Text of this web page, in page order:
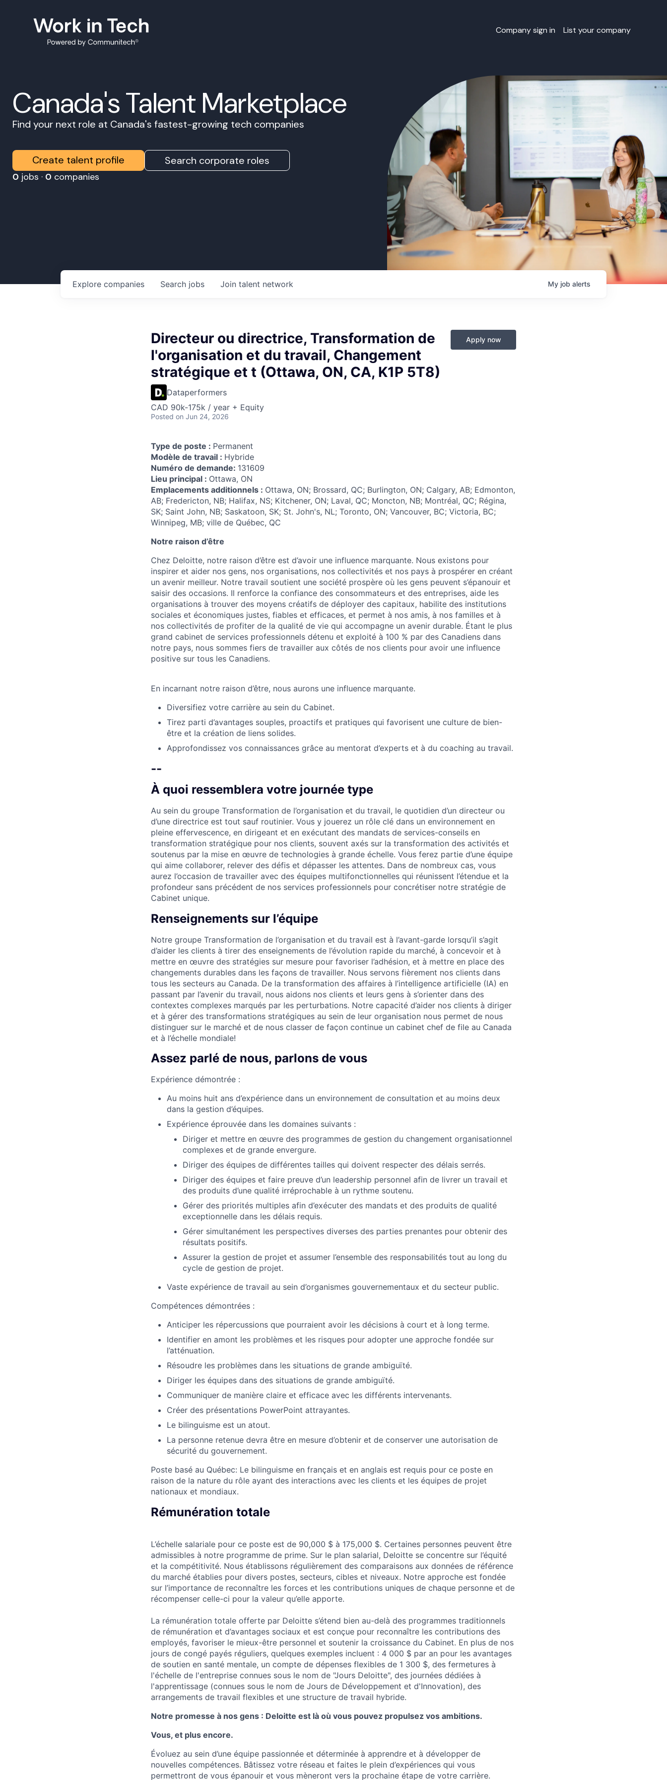
Company sign in List your company
Canada's Talent Marketplace
Find your next role at Canada's fastest-growing tech companies
Create talent profile Search corporate roles
0 jobs · 0 companies
Search jobs
Explore companies Join talent network My job alerts
Directeur ou directrice, Transformation de
l'organisation et du travail, Changement
stratégique et t (Ottawa, ON, CA, K1P 5T8)
Dataperformers
CAD 90k-175k / year + Equity
Posted on Jun 24, 2026
Apply now
Type de poste : Permanent
Modèle de travail : Hybride
Numéro de demande: 131609
Lieu principal : Ottawa, ON
Emplacements additionnels : Ottawa, ON; Brossard, QC; Burlington, ON; Calgary, AB; Edmonton,
AB; Fredericton, NB; Halifax, NS; Kitchener, ON; Laval, QC; Moncton, NB; Montréal, QC; Régina,
SK; Saint John, NB; Saskatoon, SK; St. John's, NL; Toronto, ON; Vancouver, BC; Victoria, BC;
Winnipeg, MB; ville de Québec, QC
Notre raison d’être
Chez Deloitte, notre raison d’être est d’avoir une influence marquante. Nous existons pour
inspirer et aider nos gens, nos organisations, nos collectivités et nos pays à prospérer en créant
un avenir meilleur. Notre travail soutient une société prospère où les gens peuvent s’épanouir et
saisir des occasions. Il renforce la confiance des consommateurs et des entreprises, aide les
organisations à trouver des moyens créatifs de déployer des capitaux, habilite des institutions
sociales et économiques justes, fiables et efficaces, et permet à nos amis, à nos familles et à
nos collectivités de profiter de la qualité de vie qui accompagne un avenir durable. Étant le plus
grand cabinet de services professionnels détenu et exploité à 100 % par des Canadiens dans
notre pays, nous sommes fiers de travailler aux côtés de nos clients pour avoir une influence
positive sur tous les Canadiens.
En incarnant notre raison d’être, nous aurons une influence marquante.
Diversifiez votre carrière au sein du Cabinet.
Tirez parti d’avantages souples, proactifs et pratiques qui favorisent une culture de bien-
être et la création de liens solides.
Approfondissez vos connaissances grâce au mentorat d’experts et à du coaching au travail.
--
À quoi ressemblera votre journée type
Au sein du groupe Transformation de l’organisation et du travail, le quotidien d’un directeur ou
d’une directrice est tout sauf routinier. Vous y jouerez un rôle clé dans un environnement en
pleine effervescence, en dirigeant et en exécutant des mandats de services-conseils en
transformation stratégique pour nos clients, souvent axés sur la transformation des activités et
soutenus par la mise en œuvre de technologies à grande échelle. Vous ferez partie d’une équipe
qui aime collaborer, relever des défis et dépasser les attentes. Dans de nombreux cas, vous
aurez l’occasion de travailler avec des équipes multifonctionnelles qui réunissent l’étendue et la
profondeur sans précédent de nos services professionnels pour concrétiser notre stratégie de
Cabinet unique.
Renseignements sur l’équipe
Notre groupe Transformation de l’organisation et du travail est à l’avant-garde lorsqu’il s’agit
d’aider les clients à tirer des enseignements de l’évolution rapide du marché, à concevoir et à
mettre en œuvre des stratégies sur mesure pour favoriser l’adhésion, et à mettre en place des
changements durables dans les façons de travailler. Nous servons fièrement nos clients dans
tous les secteurs au Canada. De la transformation des affaires à l’intelligence artificielle (IA) en
passant par l’avenir du travail, nous aidons nos clients et leurs gens à s’orienter dans des
contextes complexes marqués par les perturbations. Notre capacité d’aider nos clients à diriger
et à gérer des transformations stratégiques au sein de leur organisation nous permet de nous
distinguer sur le marché et de nous classer de façon continue un cabinet chef de file au Canada
et à l’échelle mondiale!
Assez parlé de nous, parlons de vous
Expérience démontrée :
Au moins huit ans d’expérience dans un environnement de consultation et au moins deux
dans la gestion d’équipes.
Expérience éprouvée dans les domaines suivants :
Diriger et mettre en œuvre des programmes de gestion du changement organisationnel
complexes et de grande envergure.
Diriger des équipes de différentes tailles qui doivent respecter des délais serrés.
Diriger des équipes et faire preuve d’un leadership personnel afin de livrer un travail et
des produits d’une qualité irréprochable à un rythme soutenu.
Gérer des priorités multiples afin d’exécuter des mandats et des produits de qualité
exceptionnelle dans les délais requis.
Gérer simultanément les perspectives diverses des parties prenantes pour obtenir des
résultats positifs.
Assurer la gestion de projet et assumer l’ensemble des responsabilités tout au long du
cycle de gestion de projet.
Vaste expérience de travail au sein d’organismes gouvernementaux et du secteur public.
Compétences démontrées :
Anticiper les répercussions que pourraient avoir les décisions à court et à long terme.
Identifier en amont les problèmes et les risques pour adopter une approche fondée sur
l’atténuation.
Résoudre les problèmes dans les situations de grande ambiguïté.
Diriger les équipes dans des situations de grande ambiguïté.
Communiquer de manière claire et efficace avec les différents intervenants.
Créer des présentations PowerPoint attrayantes.
Le bilinguisme est un atout.
La personne retenue devra être en mesure d’obtenir et de conserver une autorisation de
sécurité du gouvernement.
Poste basé au Québec: Le bilinguisme en français et en anglais est requis pour ce poste en
raison de la nature du rôle ayant des interactions avec les clients et les équipes de projet
nationaux et mondiaux.
Rémunération totale
L’échelle salariale pour ce poste est de 90,000 $ à 175,000 $. Certaines personnes peuvent être
admissibles à notre programme de prime. Sur le plan salarial, Deloitte se concentre sur l’équité
et la compétitivité. Nous établissons régulièrement des comparaisons aux données de référence
du marché établies pour divers postes, secteurs, cibles et niveaux. Notre approche est fondée
sur l’importance de reconnaître les forces et les contributions uniques de chaque personne et de
récompenser celle-ci pour la valeur qu’elle apporte.
La rémunération totale offerte par Deloitte s’étend bien au-delà des programmes traditionnels
de rémunération et d’avantages sociaux et est conçue pour reconnaître les contributions des
employés, favoriser le mieux-être personnel et soutenir la croissance du Cabinet. En plus de nos
jours de congé payés réguliers, quelques exemples incluent : 4 000 $ par an pour les avantages
de soutien en santé mentale, un compte de dépenses flexibles de 1 300 $, des fermetures à
l'échelle de l'entreprise connues sous le nom de "Jours Deloitte", des journées dédiées à
l'apprentissage (connues sous le nom de Jours de Développement et d'Innovation), des
arrangements de travail flexibles et une structure de travail hybride.
Notre promesse à nos gens : Deloitte est là où vous pouvez propulsez vos ambitions.
Vous, et plus encore.
Évoluez au sein d’une équipe passionnée et déterminée à apprendre et à développer de
nouvelles compétences. Bâtissez votre réseau et faites le plein d’expériences qui vous
permettront de vous épanouir et vous mèneront vers la prochaine étape de votre carrière.